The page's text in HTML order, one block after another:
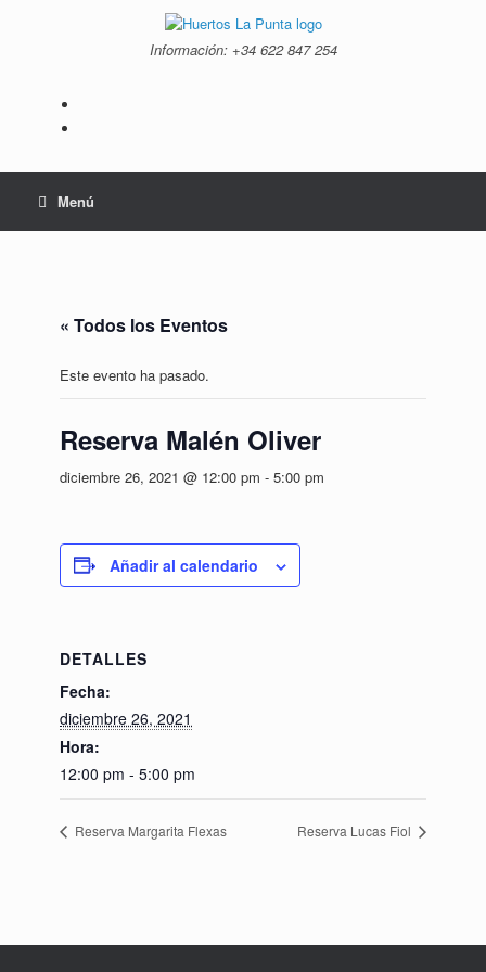
Información: +34 ‭622 847 254‬
Menú
« Todos los Eventos
Este evento ha pasado.
Reserva Malén Oliver
diciembre 26, 2021 @ 12:00 pm - 5:00 pm
Añadir al calendario
DETALLES
Fecha:
diciembre 26, 2021
Hora:
12:00 pm - 5:00 pm
Reserva Margarita Flexas Reserva Lucas Fiol